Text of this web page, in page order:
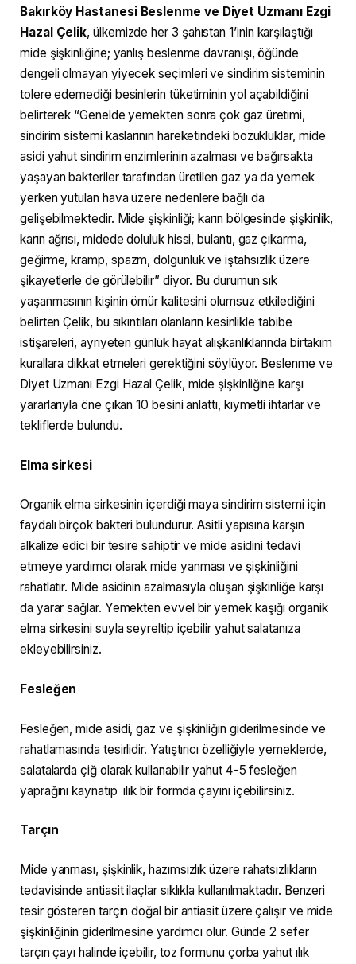
Bakırköy Hastanesi Beslenme ve Diyet Uzmanı Ezgi
Hazal Çelik, ülkemizde her 3 şahıstan 1’inin karşılaştığı
mide şişkinliğine; yanlış beslenme davranışı, öğünde
dengeli olmayan yiyecek seçimleri ve sindirim sisteminin
tolere edemediği besinlerin tüketiminin yol açabildiğini
belirterek “Genelde yemekten sonra çok gaz üretimi,
sindirim sistemi kaslarının hareketindeki bozukluklar, mide
asidi yahut sindirim enzimlerinin azalması ve bağırsakta
yaşayan bakteriler tarafından üretilen gaz ya da yemek
yerken yutulan hava üzere nedenlere bağlı da
gelişebilmektedir. Mide şişkinliği; karın bölgesinde şişkinlik,
karın ağrısı, midede doluluk hissi, bulantı, gaz çıkarma,
geğirme, kramp, spazm, dolgunluk ve iştahsızlık üzere
şikayetlerle de görülebilir” diyor. Bu durumun sık
yaşanmasının kişinin ömür kalitesini olumsuz etkilediğini
belirten Çelik, bu sıkıntıları olanların kesinlikle tabibe
istişareleri, ayrıyeten günlük hayat alışkanlıklarında birtakım
kurallara dikkat etmeleri gerektiğini söylüyor. Beslenme ve
Diyet Uzmanı Ezgi Hazal Çelik, mide şişkinliğine karşı
yararlarıyla öne çıkan 10 besini anlattı, kıymetli ihtarlar ve
tekliflerde bulundu.
Elma sirkesi
Organik elma sirkesinin içerdiği maya sindirim sistemi için
faydalı birçok bakteri bulundurur. Asitli yapısına karşın
alkalize edici bir tesire sahiptir ve mide asidini tedavi
etmeye yardımcı olarak mide yanması ve şişkinliğini
rahatlatır. Mide asidinin azalmasıyla oluşan şişkinliğe karşı
da yarar sağlar. Yemekten evvel bir yemek kaşığı organik
elma sirkesini suyla seyreltip içebilir yahut salatanıza
ekleyebilirsiniz.
Fesleğen
Fesleğen, mide asidi, gaz ve şişkinliğin giderilmesinde ve
rahatlamasında tesirlidir. Yatıştırıcı özelliğiyle yemeklerde,
salatalarda çiğ olarak kullanabilir yahut 4-5 fesleğen
yaprağını kaynatıp ılık bir formda çayını içebilirsiniz.
Tarçın
Mide yanması, şişkinlik, hazımsızlık üzere rahatsızlıkların
tedavisinde antiasit ilaçlar sıklıkla kullanılmaktadır. Benzeri
tesir gösteren tarçın doğal bir antiasit üzere çalışır ve mide
şişkinliğinin giderilmesine yardımcı olur. Günde 2 sefer
tarçın çayı halinde içebilir, toz formunu çorba yahut ılık